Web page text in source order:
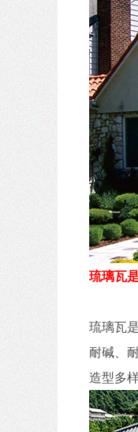
琉璃瓦
琉璃瓦
耐碱、
造型多